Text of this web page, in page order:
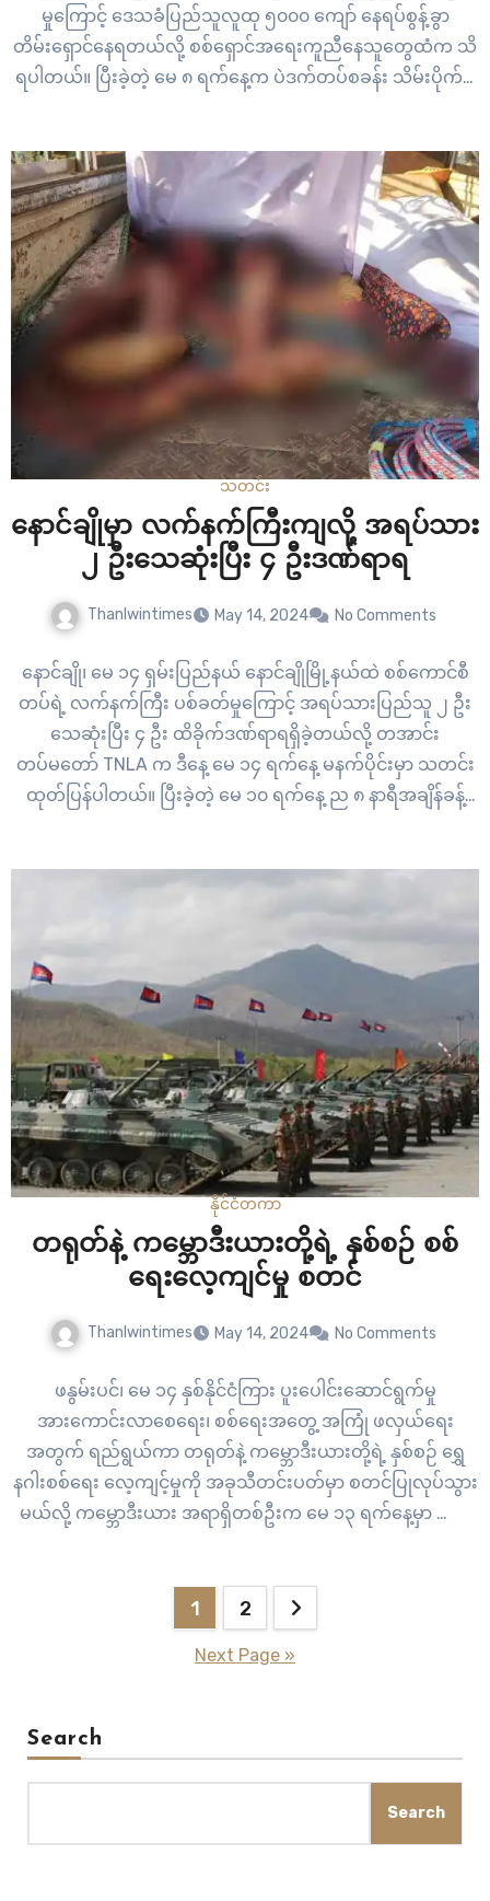
မှုကြောင့် ဒေသခံပြည်သူလူထု ၅၀၀၀ ကျော် နေရပ်စွန့်ခွာ
တိမ်းရှောင်နေရတယ်လို့ စစ်ရှောင်အရေးကူညီနေသူတွေထံက သိ
ရပါတယ်။ ပြီးခဲ့တဲ့ မေ ၈ ရက်နေ့က ပဲဒက်တပ်စခန်း သိမ်းပိုက်ခံ
လေယာဉ်နဲ့ ဗုံးကြဲတိုက်ခိုက်မှုတွေ ကျူးလွန်ခဲ့ပါတယ်။…
သတင်း
နောင်ချိုမှာ လက်နက်ကြီးကျလို့ အရပ်သား
၂ ဦးသေဆုံးပြီး ၄ ဦးဒဏ်ရာရ
Thanlwintimes May 14, 2024 No Comments
နောင်ချို၊ မေ ၁၄ ရှမ်းပြည်နယ် နောင်ချိုမြို့နယ်ထဲ စစ်ကောင်စီ
တပ်ရဲ့ လက်နက်ကြီး ပစ်ခတ်မှုကြောင့် အရပ်သားပြည်သူ ၂ ဦး
သေဆုံးပြီး ၄ ဦး ထိခိုက်ဒဏ်ရာရရှိခဲ့တယ်လို့ တအာင်း
တပ်မတော် TNLA က ဒီနေ့ မေ ၁၄ ရက်နေ့ မနက်ပိုင်းမှာ သတင်း
ထုတ်ပြန်ပါတယ်။ ပြီးခဲ့တဲ့ မေ ၁၀ ရက်နေ့ ည ၈ နာရီအချိန်ခန့်
နိုင်ငံတကာ
တရုတ်နဲ့ ကမ္ဘောဒီးယားတို့ရဲ့ နှစ်စဉ် စစ်
ရေးလေ့ကျင်မှု စတင်
Thanlwintimes May 14, 2024 No Comments
ဖနွမ်းပင်၊ မေ ၁၄ နှစ်နိုင်ငံကြား ပူးပေါင်းဆောင်ရွက်မှု
အားကောင်းလာစေရေး၊ စစ်ရေးအတွေ့ အကြုံ ဖလှယ်ရေး
အတွက် ရည်ရွယ်ကာ တရုတ်နဲ့ ကမ္ဘောဒီးယားတို့ရဲ့ နှစ်စဉ် ရွှေ
နဂါးစစ်ရေး လေ့ကျင့်မှုကို အခုသီတင်းပတ်မှာ စတင်ပြုလုပ်သွား
မယ်လို့ ကမ္ဘောဒီးယား အရာရှိတစ်ဦးက မေ ၁၃ ရက်နေ့မှာ ပြော
1 2
Next Page »
Search
Search